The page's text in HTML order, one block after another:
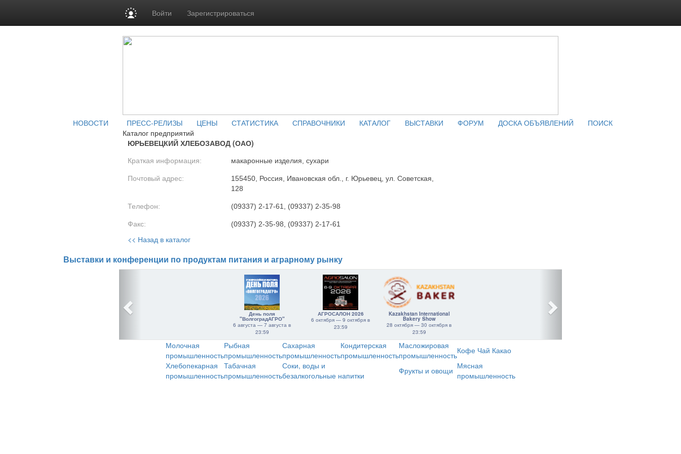
Войти Зарегистрироваться
НОВОСТИ ПРЕСС-РЕЛИЗЫ ЦЕНЫ СТАТИСТИКА СПРАВОЧНИКИ КАТАЛОГ ВЫСТАВКИ ФОРУМ ДОСКА ОБЪЯВЛЕНИЙ
ПОИСК
Каталог предприятий
ЮРЬЕВЕЦКИЙ ХЛЕБОЗАВОД (ОАО)
Краткая информация: макаронные изделия, сухари
Почтовый адрес:
155450, Россия, Ивановская обл., г. Юрьевец, ул. Советская,
128
Телефон: (09337) 2-17-61, (09337) 2-35-98
Факс: (09337) 2-35-98, (09337) 2-17-61
<< Назад в каталог
Выставки и конференции по продуктам питания и аграрному рынку
День поля
"ВолгоградАГРО"
6 августа — 7 августа в
23:59
АГРОСАЛОН 2026
6 октября — 9 октября в
23:59
Kazakhstan International
Bakery Show
28 октября — 30 октября в
23:59
Молочная
промышленность
Рыбная
промышленность
Сахарная
промышленность
Кондитерская
промышленность
Масложировая
промышленностьКофе Чай Какао
Хлебопекарная
промышленность
Табачная
промышленность
Соки, воды и
безалкогольные напитки
Фрукты и овощи Мясная
промышленность